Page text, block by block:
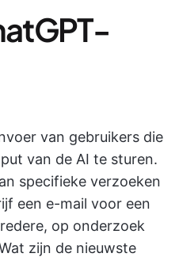
van gebruikers die
van de AI te sturen.
specifieke verzoeken
een e-mail voor een
op onderzoek
zijn de nieuwste